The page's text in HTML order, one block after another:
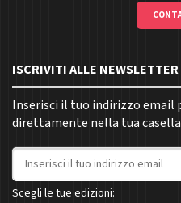
ISCRIVITI ALLE
Inserisci il tuo indirizzo email
direttamente nella tua
Indirizzo email
Scegli le tue edizioni: